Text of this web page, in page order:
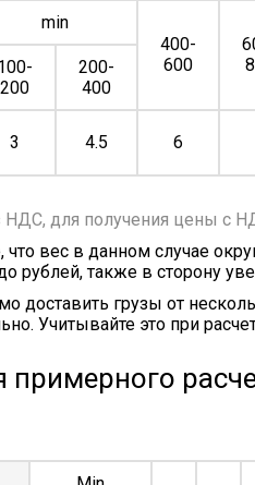
min
400-
600
200
200-
400
3 4.5 6
для получения цены с
что вес в данном случае
рублей, также в сторону
доставить грузы от
Учитывайте это при
примерного